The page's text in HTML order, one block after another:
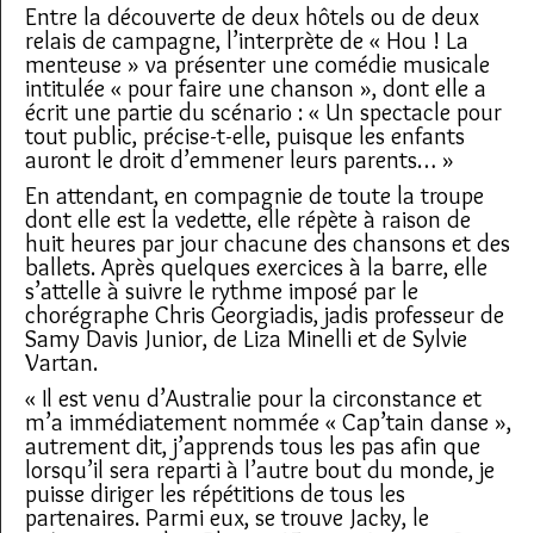
Entre la découverte de deux hôtels ou de deux
relais de campagne, l’interprète de « Hou ! La
menteuse » va présenter une comédie musicale
intitulée « pour faire une chanson », dont elle a
écrit une partie du scénario : « Un spectacle pour
tout public, précise-t-elle, puisque les enfants
auront le droit d’emmener leurs parents… »
En attendant, en compagnie de toute la troupe
dont elle est la vedette, elle répète à raison de
huit heures par jour chacune des chansons et des
ballets. Après quelques exercices à la barre, elle
s’attelle à suivre le rythme imposé par le
chorégraphe Chris Georgiadis, jadis professeur de
Samy Davis Junior, de Liza Minelli et de Sylvie
Vartan.
« Il est venu d’Australie pour la circonstance et
m’a immédiatement nommée « Cap’tain danse »,
autrement dit, j’apprends tous les pas afin que
lorsqu’il sera reparti à l’autre bout du monde, je
puisse diriger les répétitions de tous les
partenaires. Parmi eux, se trouve Jacky, le